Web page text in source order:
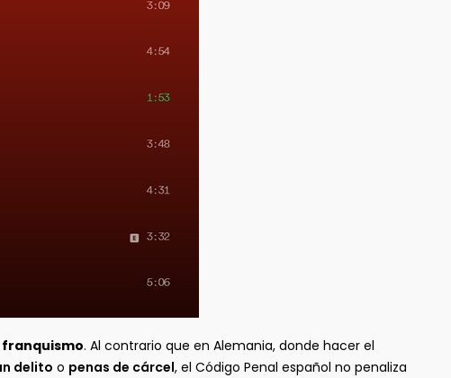
franquismo. Al contrario que en Alemania, donde hacer el
delito o penas de cárcel, el Código Penal español no penaliza